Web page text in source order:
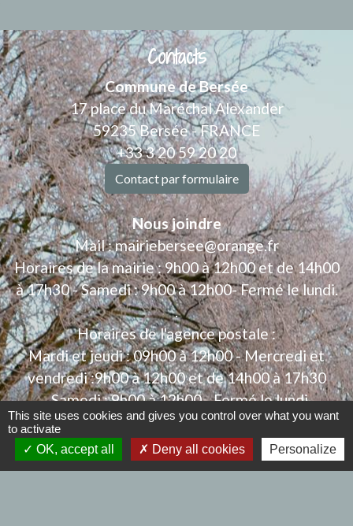
Contacts
Commune de Bersée
17 place du Maréchal Alexander
59235 Bersée - FRANCE
+33 3 20 59 20 20
Contact par formulaire
Nous joindre
Mail : mairiebersee@orange.fr
Horaires de la mairie : 9h00 à 12h00 et de 14h00
à 17h30 - Samedi : 9h00 à 12h00- Fermé le lundi.
.
Horaires de l'agence postale :
Mardi et jeudi : 09h00 à 12h00 - Mercredi et
vendredi :9h00 à 12h00 et de 14h00 à 17h30
- Samedi : 9h00 à 12h00 - Fermé le lundi.
This site uses cookies and gives you control over what you want
to activate
OK, accept all
Deny all cookies Personalize